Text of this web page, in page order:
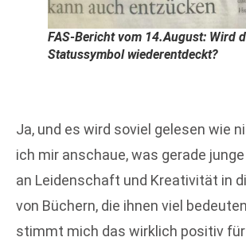
FAS-Bericht vom 14.August: Wird
Statussymbol wiederentdeckt?
Ja, und es wird soviel gelesen wie
ich mir anschaue, was gerade
an Leidenschaft und Kreativität in
von Büchern, die ihnen viel
stimmt mich das wirklich positiv